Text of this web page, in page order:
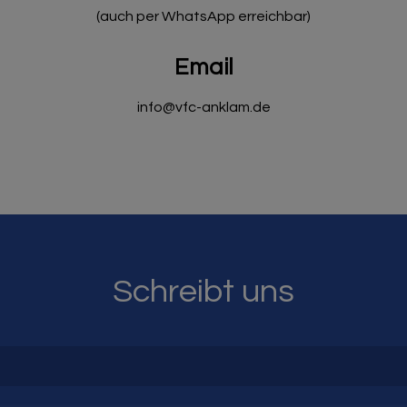
(auch per WhatsApp erreichbar)
Email
info@vfc-anklam.de
Schreibt uns